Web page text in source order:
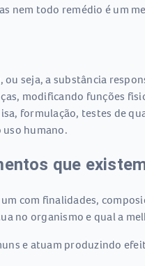
nem todo remédio é um
, ou seja, a substância
modificando funções
formulação, testes de
uso humano.
que
um com finalidades,
no organismo e qual a
e atuam produzindo